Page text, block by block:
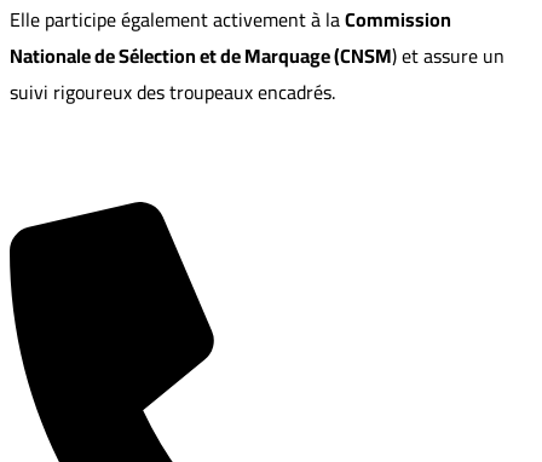
Elle participe également activement à laCommission
Nationale de Sélection et de Marquage (CNSM) et assure un
suivi rigoureux des troupeaux encadrés.